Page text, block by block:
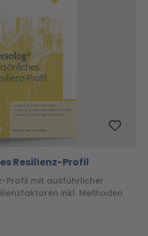
Resilienz-Profil
Profil mit ausführlicher
inkl. Methoden